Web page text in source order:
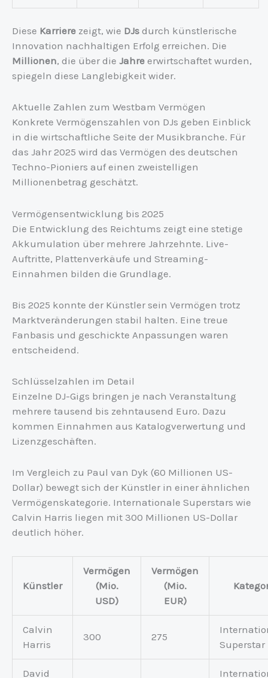
Diese Karriere zeigt, wie DJs durch künstlerische
Innovation nachhaltigen Erfolg erreichen. Die
Millionen, die über die Jahre erwirtschaftet wurden,
spiegeln diese Langlebigkeit wider.
Aktuelle Zahlen zum Westbam Vermögen
Konkrete Vermögenszahlen von DJs geben Einblick
in die wirtschaftliche Seite der Musikbranche. Für
das Jahr 2025 wird das Vermögen des deutschen
Techno-Pioniers auf einen zweistelligen
Millionenbetrag geschätzt.
Vermögensentwicklung bis 2025
Die Entwicklung des Reichtums zeigt eine stetige
Akkumulation über mehrere Jahrzehnte. Live-
Auftritte, Plattenverkäufe und Streaming-
Einnahmen bilden die Grundlage.
Bis 2025 konnte der Künstler sein Vermögen trotz
Marktveränderungen stabil halten. Eine treue
Fanbasis und geschickte Anpassungen waren
entscheidend.
Schlüsselzahlen im Detail
Einzelne DJ-Gigs bringen je nach Veranstaltung
mehrere tausend bis zehntausend Euro. Dazu
kommen Einnahmen aus Katalogverwertung und
Lizenzgeschäften.
Im Vergleich zu Paul van Dyk (60 Millionen US-
Dollar) bewegt sich der Künstler in einer ähnlichen
Vermögenskategorie. Internationale Superstars wie
Calvin Harris liegen mit 300 Millionen US-Dollar
deutlich höher.
Künstler
Vermögen
(Mio.
USD)
Vermögen
(Mio.
EUR)
Calvin
Harris
300 275
Superstar
David